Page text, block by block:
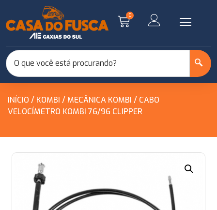
0
INÍCIO / KOMBI / MECÂNICA KOMBI / CABO
VELOCÍMETRO KOMBI 76/96 CLIPPER